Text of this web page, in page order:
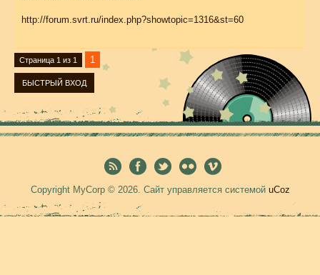
http://forum.svrt.ru/index.php?showtopic=1316&st=60
Страница 1 из 1 1
Copyright MyCorp © 2026. Сайт управляется системой uCoz